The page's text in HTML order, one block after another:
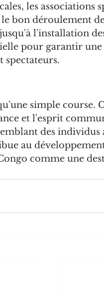
les associations
bon déroulement
l'installation
pour garantir une
spectateurs.
simple course.
et l'esprit
des
au
comme une